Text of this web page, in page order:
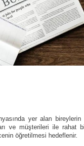
yer alan bireylerin
ve müşterileri ile rahat
öğretilmesi hedeflenir.